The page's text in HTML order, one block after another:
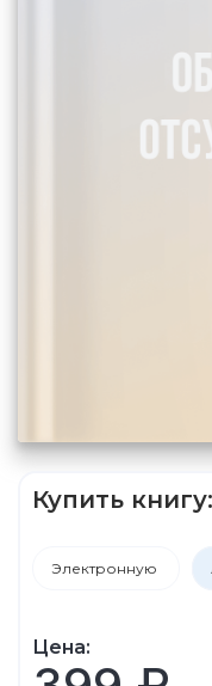
Купить книгу:
Электронную
Цена: